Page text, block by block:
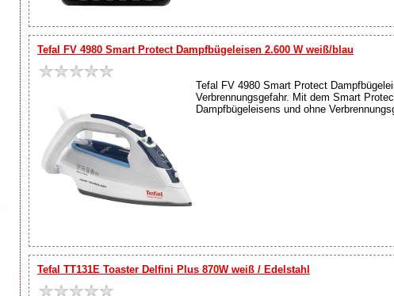
Tefal FV 4980 Smart Protect Dampfbügeleisen 2.600 W weiß/blau
Tefal FV 4980 Smart Protect
Verbrennungsgefahr. Mit dem Smart
Dampfbügeleisens und ohne
Tefal TT131E Toaster Delfini Plus 870W weiß / Edelstahl